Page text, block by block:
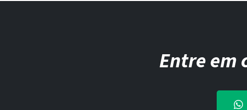
Entre em